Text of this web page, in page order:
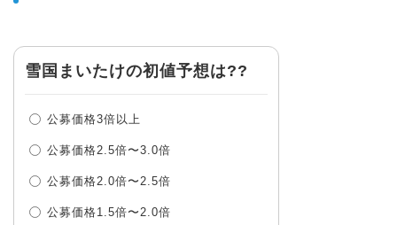
雪国まいたけの初値予想は??
公募価格3倍以上
公募価格2.5倍〜3.0倍
公募価格2.0倍〜2.5倍
公募価格1.5倍〜2.0倍